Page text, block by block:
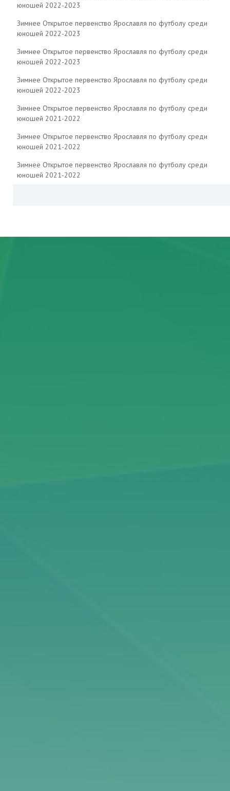
юношей 2022-2023
Зимнее Открытое первенство Ярославля по футболу среди
юношей 2022-2023
Зимнее Открытое первенство Ярославля по футболу среди
юношей 2022-2023
Зимнее Открытое первенство Ярославля по футболу среди
юношей 2022-2023
Зимнее Открытое первенство Ярославля по футболу среди
юношей 2021-2022
Зимнее Открытое первенство Ярославля по футболу среди
юношей 2021-2022
Зимнее Открытое первенство Ярославля по футболу среди
юношей 2021-2022